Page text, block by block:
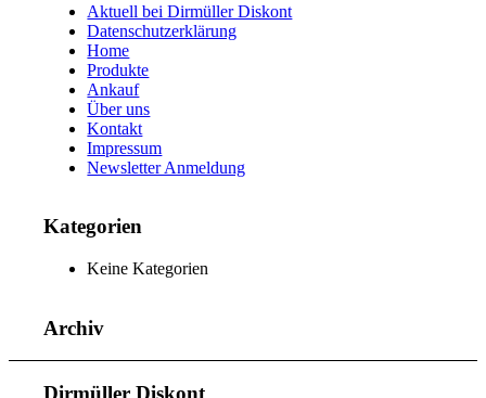
Aktuell bei Dirmüller Diskont
Datenschutzerklärung
Home
Produkte
Ankauf
Über uns
Kontakt
Impressum
Newsletter Anmeldung
Kategorien
Keine Kategorien
Archiv
Dirmüller Diskont